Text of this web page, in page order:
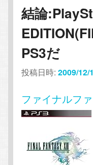
コ
ン
テ
ツ
ン
テ
ン
へ
結論
PS3だ
投稿日時:2009/12/
ファイナルフ